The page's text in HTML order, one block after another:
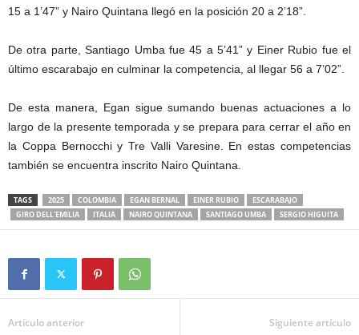
15 a 1’47” y Nairo Quintana llegó en la posición 20 a 2’18”.
De otra parte, Santiago Umba fue 45 a 5’41” y Einer Rubio fue el
último escarabajo en culminar la competencia, al llegar 56 a 7’02”.
De esta manera, Egan sigue sumando buenas actuaciones a lo
largo de la presente temporada y se prepara para cerrar el año en
la Coppa Bernocchi y Tre Valli Varesine. En estas competencias
también se encuentra inscrito Nairo Quintana.
TAGS 2025 COLOMBIA EGAN BERNAL EINER RUBIO
ESCARABAJO
GIRO DELL'EMILIA
ITALIA NAIRO QUINTANA SANTIAGO UMBA SERGIO HIGUITA
Artículo anterior Siguiente artículo